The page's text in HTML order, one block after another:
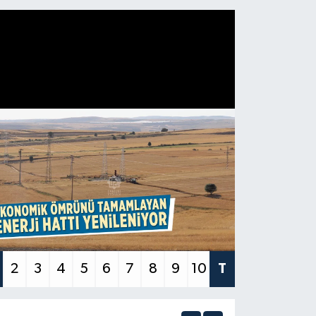
2 3 4 5 6 7 8 9 10 T